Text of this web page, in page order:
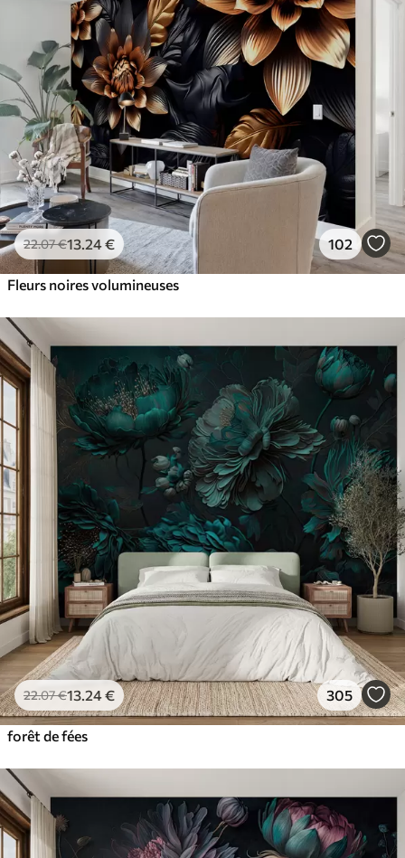
22.07€13 .24€ 102
Fleurs noires volumineuses
22.07€13 .24€ 305
forêt de fées